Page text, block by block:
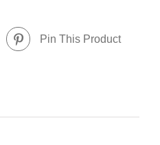
Pin This Product